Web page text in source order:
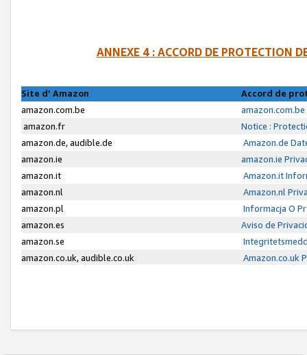
ANNEXE 4 : ACCORD DE PROTECTION
Site d’ Amazon
Accord de
amazon.com.be
amazon.fr
Notice :
amazon.de, audible.de
Amazon.de
amazon.ie
amazon.ie
amazon.it
Amazon.it
amazon.nl
Amazon.nl
amazon.pl
Informacja O
amazon.es
Aviso de
amazon.se
amazon.co.uk, audible.co.uk
Amazon.co.uk